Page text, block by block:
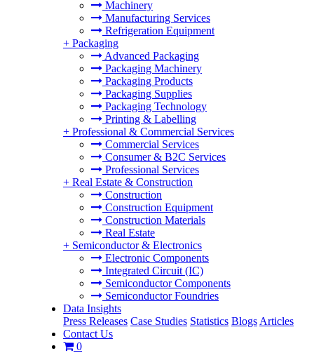
Machinery
Manufacturing Services
Refrigeration Equipment
+ Packaging
Advanced Packaging
Packaging Machinery
Packaging Products
Packaging Supplies
Packaging Technology
Printing & Labelling
+ Professional & Commercial Services
Commercial Services
Consumer & B2C Services
Professional Services
+ Real Estate & Construction
Construction
Construction Equipment
Construction Materials
Real Estate
+ Semiconductor & Electronics
Electronic Components
Integrated Circuit (IC)
Semiconductor Components
Semiconductor Foundries
Data Insights
Press Releases Case Studies Statistics Blogs Articles
Contact Us
0